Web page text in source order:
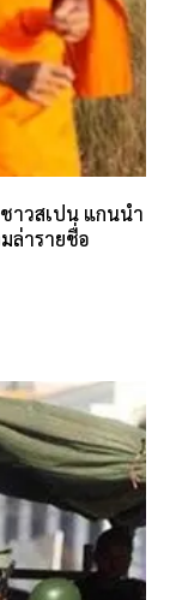
าวสเปน แกนนำ
ล่ารายชื่อ